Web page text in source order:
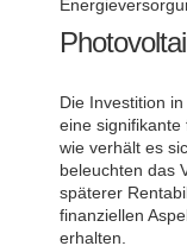
Die Investition
eine signifikante
wie verhält es
beleuchten das
späterer
finanziellen
erhalten.